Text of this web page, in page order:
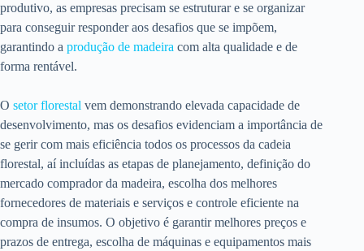
produtivo, as empresas precisam se estruturar e se organizar
para conseguir responder aos desafios que se impõem,
garantindo a produção de madeira com alta qualidade e de
forma rentável.
O setor florestal vem demonstrando elevada capacidade de
desenvolvimento, mas os desafios evidenciam a importância de
se gerir com mais eficiência todos os processos da cadeia
florestal, aí incluídas as etapas de planejamento, definição do
mercado comprador da madeira, escolha dos melhores
fornecedores de materiais e serviços e controle eficiente na
compra de insumos. O objetivo é garantir melhores preços e
prazos de entrega, escolha de máquinas e equipamentos mais